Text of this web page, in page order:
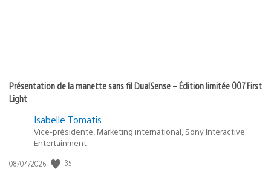
Présentation de la manette sans fil DualSense – Édition limitée 007 First
Light
Isabelle Tomatis
Vice-présidente, Marketing international, Sony Interactive
Entertainment
Date
08/04/2026 35